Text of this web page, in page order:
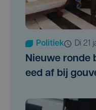
Politiek di
Nieuwe ronde
eed af bij